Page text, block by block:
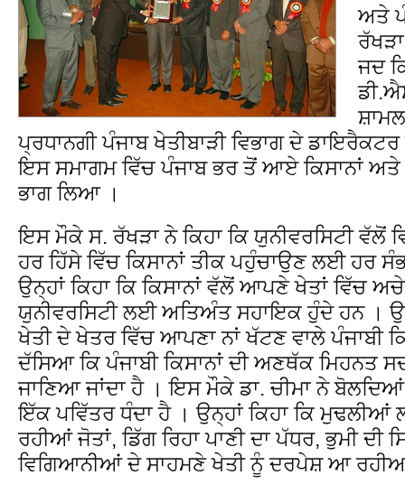
ਅਤੇ
ਜਦ
ਪ੍ਰਧਾਨਗੀ ਪੰਜਾਬ ਖੇਤੀਬਾੜੀ ਵਿਭਾਗ ਦੇ
ਇਸ ਸਮਾਗਮ ਵਿੱਚ ਪੰਜਾਬ ਭਰ ਤੋਂ ਆਏ ਕਿਸਾਨਾਂ
ਭਾਗ ਲਿਆ ।
ਇਸ ਮੌਕੇ ਸ. ਰੱਖੜਾ ਨੇ ਕਿਹਾ ਕਿ ਯੁਨੀਵਰਸਿਟੀ ਵੱਲੋਂ
ਹਰ ਹਿੱਸੇ ਵਿੱਚ ਕਿਸਾਨਾਂ ਤੀਕ ਪਹੁੰਚਾਉਣ ਲਈ ਹਰ
ਉਨ੍ਹਾਂ ਕਿਹਾ ਕਿ ਕਿਸਾਨਾਂ ਵੱਲੋਂ ਆਪਣੇ ਖੇਤਾਂ ਵਿੱਚ
ਯੁਨੀਵਰਸਿਟੀ ਲਈ ਅਤਿਅੰਤ ਸਹਾਇਕ ਹੁੰਦੇ ਹਨ ।
ਖੇਤੀ ਦੇ ਖੇਤਰ ਵਿੱਚ ਆਪਣਾ ਨਾਂ ਖੱਟਣ ਵਾਲੇ ਪੰਜਾਬੀ
ਦੱਸਿਆ ਕਿ ਪੰਜਾਬੀ ਕਿਸਾਨਾਂ ਦੀ ਅਣਥੱਕ ਮਿਹਨਤ
ਜਾਣਿਆ ਜਾਂਦਾ ਹੈ । ਇਸ ਮੌਕੇ ਡਾ. ਚੀਮਾ ਨੇ ਬੋਲਦਿਆਂ
ਇੱਕ ਪਵਿੱਤਰ ਧੰਦਾ ਹੈ । ਉਨ੍ਹਾਂ ਕਿਹਾ ਕਿ ਮੁਢਲੀਆਂ
ਰਹੀਆਂ ਜੋਤਾਂ, ਡਿੱਗ ਰਿਹਾ ਪਾਣੀ ਦਾ ਪੱਧਰ, ਭੁਮੀ ਦੀ
ਵਿਗਿਆਨੀਆਂ ਦੇ ਸਾਹਮਣੇ ਖੇਤੀ ਨੂੰ ਦਰਪੇਸ਼ ਆ